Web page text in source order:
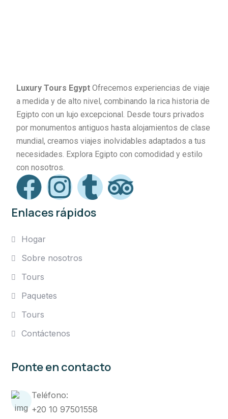
Luxury Tours Egypt Ofrecemos experiencias de viaje
a medida y de alto nivel, combinando la rica historia de
Egipto con un lujo excepcional. Desde tours privados
por monumentos antiguos hasta alojamientos de clase
mundial, creamos viajes inolvidables adaptados a tus
necesidades. Explora Egipto con comodidad y estilo
con nosotros.
Enlaces rápidos
Hogar
Sobre nosotros
Tours
Paquetes
Tours
Contáctenos
Ponte en contacto
Teléfono:
+20 10 97501558